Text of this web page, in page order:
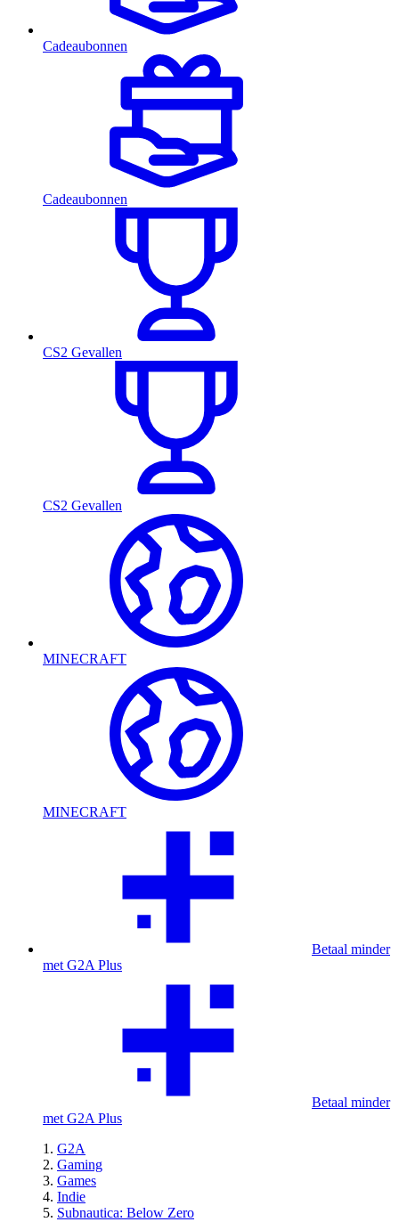
Cadeaubonnen
Cadeaubonnen
CS2 Gevallen
CS2 Gevallen
MINECRAFT
MINECRAFT
Betaal minder
met G2A Plus
Betaal minder
met G2A Plus
G2A
Gaming
Games
Indie
Subnautica: Below Zero